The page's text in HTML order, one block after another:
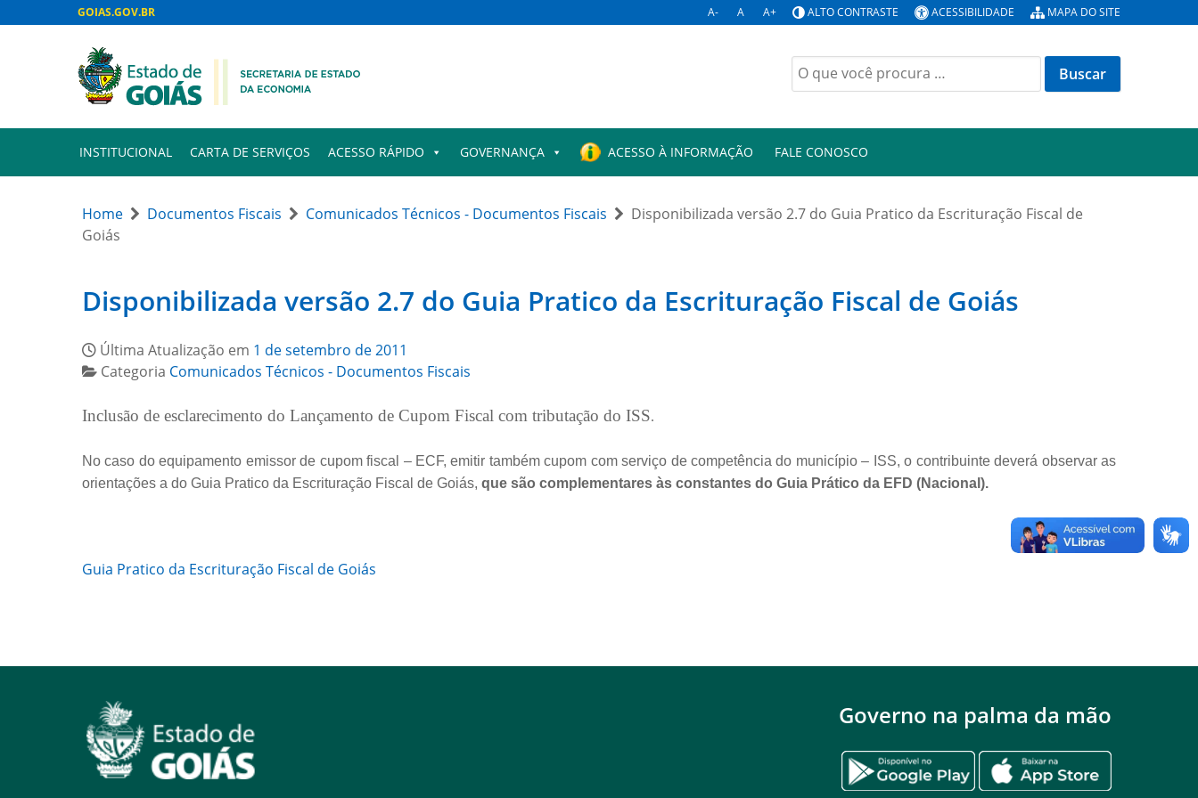
GOIAS.GOV.BR A- A A+ ALTO CONTRASTE ACESSIBILIDADE MAPA DO SITE
INSTITUCIONAL CARTA DE SERVIÇOS ACESSO RÁPIDO GOVERNANÇA ACESSO À INFORMAÇÃO FALE CONOSCO
Home Documentos Fiscais Comunicados Técnicos - Documentos Fiscais
Disponibilizada versão 2.7 do Guia Pratico da Escrituração Fiscal de
Goiás
Disponibilizada versão 2.7 do Guia Pratico da Escrituração Fiscal de Goiás
Última Atualização em 1 de setembro de 2011
Categoria Comunicados Técnicos - Documentos Fiscais
Inclusão de esclarecimento do Lançamento de Cupom Fiscal com tributação do ISS.
No caso do equipamento emissor de cupom fiscal – ECF, emitir também cupom com serviço de competência do município – ISS, o contribuinte deverá observar as
orientações a do Guia Pratico da Escrituração Fiscal de Goiás, que são complementares às constantes do Guia Prático da EFD (Nacional).
Guia Pratico da Escrituração Fiscal de Goiás
Governo na palma da mão